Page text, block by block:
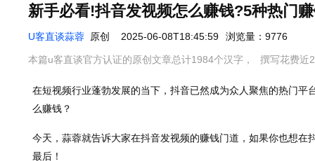
新手必看!抖音发视频怎么赚钱?5种热门
U客直谈蒜蓉 原创 2025-06-08T18:45:59 浏览量：9776
本篇u客直谈官方认证的原创文章总计1984个汉字， 撰写花费近
在短视频行业蓬勃发展的当下，抖音已然成为众人聚焦的热门平
么赚钱？
今天，蒜蓉就告诉大家在抖音发视频的赚钱门道，如果你也想在
最后！